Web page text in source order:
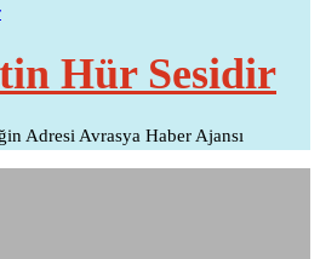
Hür Sesidir
Adresi Avrasya Haber Ajansı